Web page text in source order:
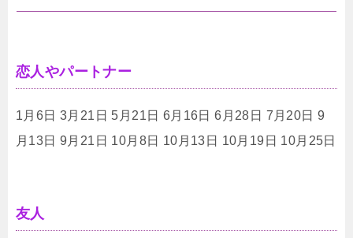
恋人やパートナー
1月6日 3月21日 5月21日 6月16日 6月28日 7月20日 9
月13日 9月21日 10月8日 10月13日 10月19日 10月25日
友人